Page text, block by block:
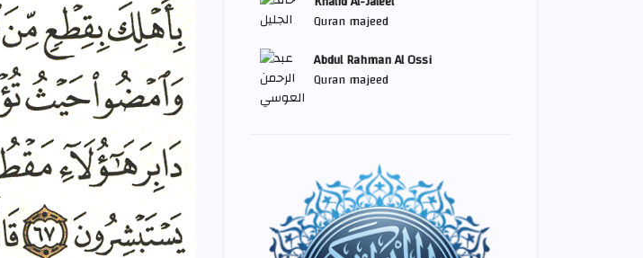
Quran majeed
Abdul Rahman Al Ossi
Quran majeed